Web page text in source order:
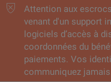
Attention aux
venant d'un support
logiciels d’accès à
coordonnées du
paiements. Vos
communiquez